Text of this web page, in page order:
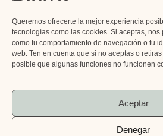
Queremos ofrecerte la mejor experiencia
tecnologías como las cookies. Si aceptas, nos
como tu comportamiento de navegación o tu
web. Ten en cuenta que si no aceptas o
posible que algunas funciones no funcionen
Aceptar
Denegar
Suscríbete y recibe
exclusivos, novedades y